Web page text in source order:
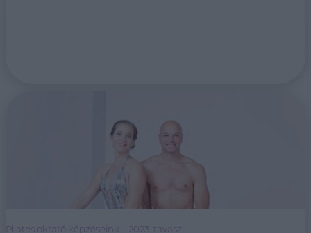
Pilates oktató képzéseink – 2023. tavasz